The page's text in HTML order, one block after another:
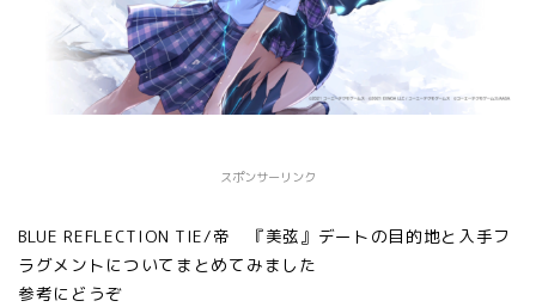
スポンサーリンク
BLUE REFLECTION TIE/帝 『美弦』デートの目的地と入手フ
ラグメントについてまとめてみました
参考にどうぞ